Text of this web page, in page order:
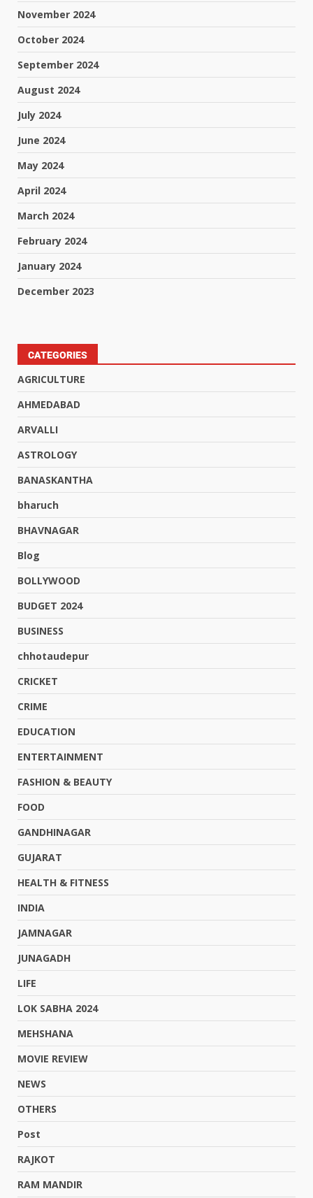
November 2024
October 2024
September 2024
August 2024
July 2024
June 2024
May 2024
April 2024
March 2024
February 2024
January 2024
December 2023
CATEGORIES
AGRICULTURE
AHMEDABAD
ARVALLI
ASTROLOGY
BANASKANTHA
bharuch
BHAVNAGAR
Blog
BOLLYWOOD
BUDGET 2024
BUSINESS
chhotaudepur
CRICKET
CRIME
EDUCATION
ENTERTAINMENT
FASHION & BEAUTY
FOOD
GANDHINAGAR
GUJARAT
HEALTH & FITNESS
INDIA
JAMNAGAR
JUNAGADH
LIFE
LOK SABHA 2024
MEHSHANA
MOVIE REVIEW
NEWS
OTHERS
Post
RAJKOT
RAM MANDIR